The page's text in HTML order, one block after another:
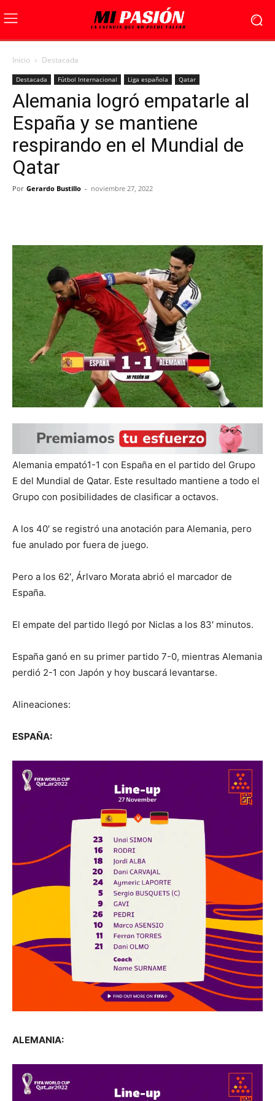
Inicio Destacada
Destacada Fútbol Internacional Liga española Qatar
Alemania logró empatarle al
España y se mantiene
respirando en el Mundial de
Qatar
Por Gerardo Bustillo - noviembre 27, 2022
Alemania empató1-1 con España en el partido del Grupo
E del Mundial de Qatar. Este resultado mantiene a todo el
Grupo con posibilidades de clasificar a octavos.
A los 40′ se registró una anotación para Alemania, pero
fue anulado por fuera de juego.
Pero a los 62′, Árlvaro Morata abrió el marcador de
España.
El empate del partido llegó por Niclas a los 83′ minutos.
España ganó en su primer partido 7-0, mientras Alemania
perdió 2-1 con Japón y hoy buscará levantarse.
Alineaciones:
ESPAÑA:
ALEMANIA: